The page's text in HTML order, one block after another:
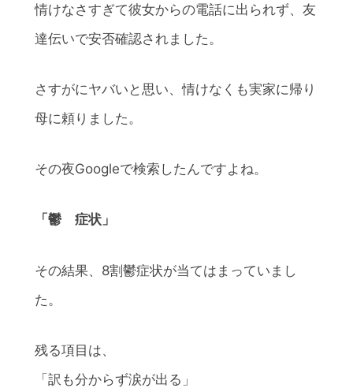
情けなさすぎて彼女からの電話に出られず、友
達伝いで安否確認されました。
さすがにヤバいと思い、情けなくも実家に帰り
母に頼りました。
その夜Googleで検索したんですよね。
「鬱 症状」
その結果、8割鬱症状が当てはまっていまし
た。
残る項目は、
「訳も分からず涙が出る」